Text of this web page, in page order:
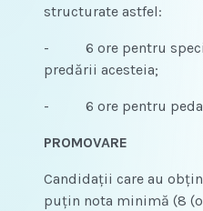
structurate astfel:
- 6 ore pentru
predării acesteia;
- 6 ore pentru
PROMOVARE
Candidaţii care au
puțin nota minimă (8